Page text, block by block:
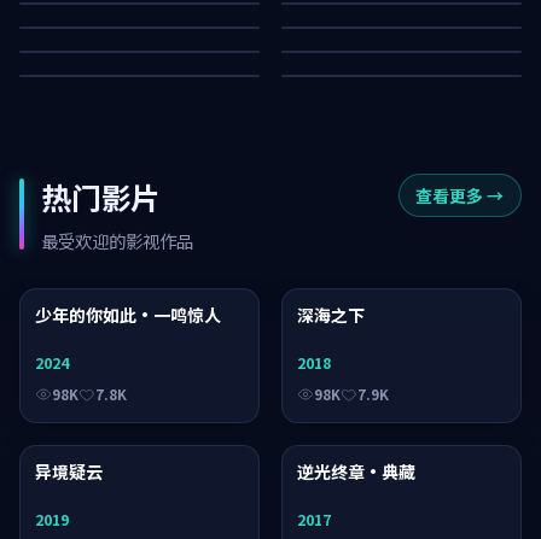
热门影片
最受欢迎的影视作品
查看更多 →
综艺
少年的你如此·一鸣惊人
2024
98K 7.8K
深海之下
2018
98K 7.9K
异境疑云
2019
逆光终章·典藏
2017